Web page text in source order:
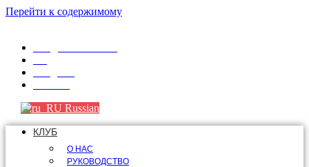
Перейти к содержимому
Russian
КЛУБ
О НАС
РУКОВОДСТВО